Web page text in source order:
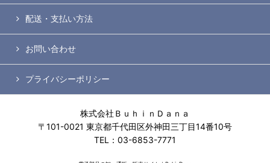
配送・支払い方法
お問い合わせ
プライバシーポリシー
株式会社ＢｕｈｉｎＤａｎａ
〒101-0021 東京都千代田区外神田三丁目14番10号
TEL：03-6853-7771